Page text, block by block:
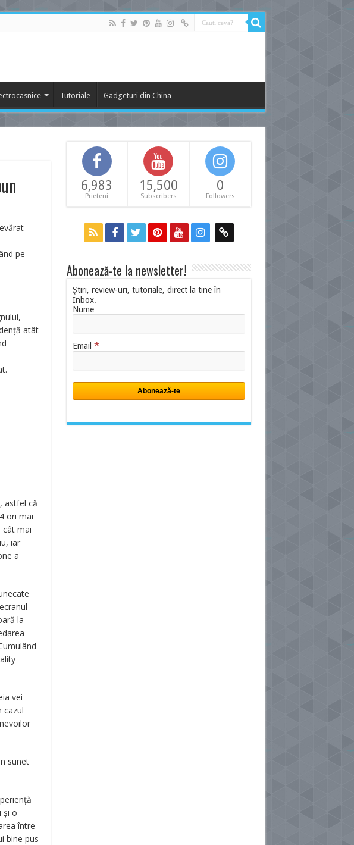
Tutoriale Gadgeturi din China
pe
atât
astfel că
ori mai
cât mai
iar
a
la
vei
cazul
sunet
și o
între
bine pus
6,983
Prieteni
15,500
Subscribers
0
Followers
Abonează-te la newsletter!
Știri, review-uri, tutoriale, direct la tine în
Inbox.
Nume
Email *